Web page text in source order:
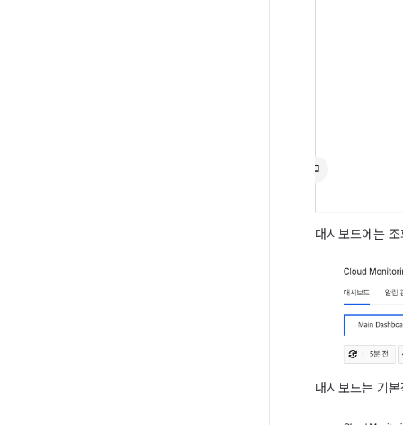
대시보드에는
대시보드는 기